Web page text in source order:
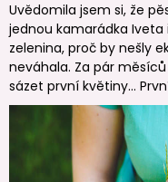
Uvědomila jsem si, že
jednou kamarádka Iveta
zelenina, proč by nešly
neváhala. Za pár
sázet první květiny…